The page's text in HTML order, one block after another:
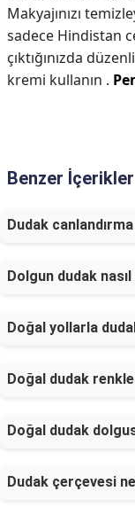
Makyajınızı
sadece Hindistan
çıktığınızda
kremi kullanın .
Benzer İçerikler
Dudak canlandırma
Dolgun dudak nasıl
Doğal yollarla
Doğal dudak
Doğal dudak
Dudak çerçevesi